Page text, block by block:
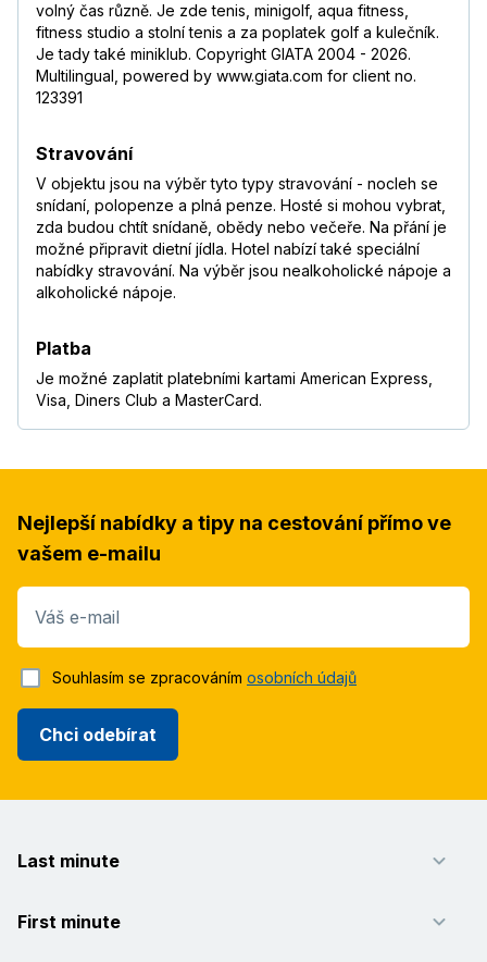
volný čas různě. Je zde tenis, minigolf, aqua fitness,
fitness studio a stolní tenis a za poplatek golf a kulečník.
Je tady také miniklub. Copyright GIATA 2004 - 2026.
Multilingual, powered by www.giata.com for client no.
123391
Stravování
V objektu jsou na výběr tyto typy stravování - nocleh se
snídaní, polopenze a plná penze. Hosté si mohou vybrat,
zda budou chtít snídaně, obědy nebo večeře. Na přání je
možné připravit dietní jídla. Hotel nabízí také speciální
nabídky stravování. Na výběr jsou nealkoholické nápoje a
alkoholické nápoje.
Platba
Je možné zaplatit platebními kartami American Express,
Visa, Diners Club a MasterCard.
Nejlepší nabídky a tipy na cestování přímo ve
vašem e-mailu
Váš e-mail
Chci odebírat
Souhlasím se zpracováním osobních údajů
Last minute
First minute